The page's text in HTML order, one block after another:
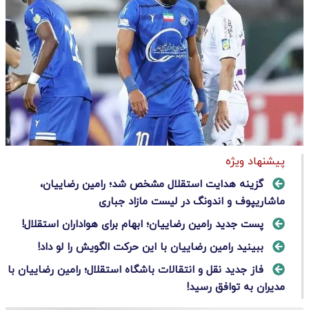
پیشنهاد ویژه
گزینه هدایت استقلال مشخص شد؛ رامین رضاییان،
ماشاریپوف و اندونگ در لیست مازاد جباری
پست جدید رامین رضاییان؛ ابهام برای هواداران استقلال!
ببینید رامین رضاییان با این حرکت الگویش را لو داد!
فاز جدید نقل و انتقالات باشگاه استقلال؛ رامین رضاییان با
مدیران به توافق رسید!